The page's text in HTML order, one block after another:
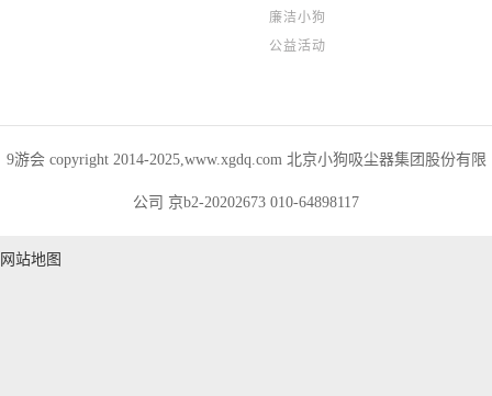
廉洁小狗
公益活动
9游会 copyright 2014-2025,www.xgdq.com 北京小狗吸尘器集团股份有限
公司 京b2-20202673 010-64898117
网站地图